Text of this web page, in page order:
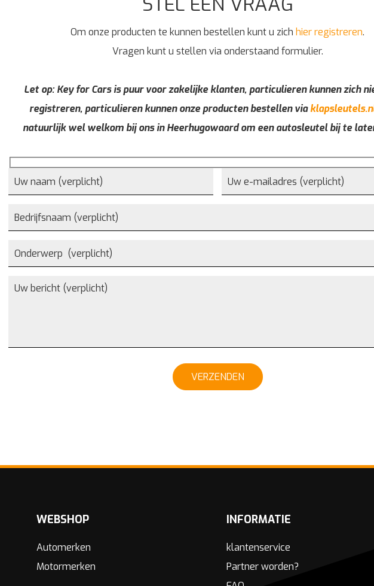
Om onze producten te kunnen bestellen kunt u zich hier registreren.
Vragen kunt u stellen via onderstaand formulier.
Let op: Key for Cars is puur voor zakelijke klanten, particulieren kunnen zich
registreren, particulieren kunnen onze producten bestellen via
natuurlijk wel welkom bij ons in Heerhugowaard om een autosleutel bij te
VERZENDEN
WEBSHOP
Automerken
Motormerken
INFORMATIE
klantenservice
Partner worden?